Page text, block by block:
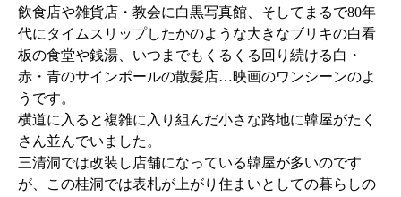
飲食店や雑貨店・教会に白黒写真館、そしてまるで80年
代にタイムスリップしたかのような大きなブリキの白看
板の食堂や銭湯、いつまでもくるくる回り続ける白・
赤・青のサインポールの散髪店…映画のワンシーンのよ
うです。
横道に入ると複雑に入り組んだ小さな路地に韓屋がたく
さん並んでいました。
三清洞では改装し店舗になっている韓屋が多いのです
が、この桂洞では表札が上がり住まいとしての暮らしの